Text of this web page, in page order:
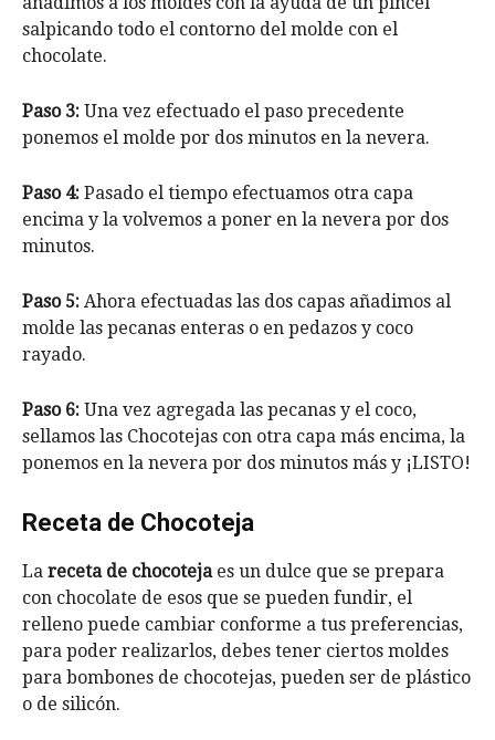
salpicando todo el contorno del molde con el
chocolate.
Paso 3: Una vez efectuado el paso precedente
ponemos el molde por dos minutos en la nevera.
Paso 4: Pasado el tiempo efectuamos otra capa
encima y la volvemos a poner en la nevera por dos
minutos.
Paso 5: Ahora efectuadas las dos capas añadimos al
molde las pecanas enteras o en pedazos y coco
rayado.
Paso 6: Una vez agregada las pecanas y el coco,
sellamos las Chocotejas con otra capa más encima, la
ponemos en la nevera por dos minutos más y ¡LISTO!
Receta de Chocoteja
La receta de chocotejaes un dulce que se prepara
con chocolate de esos que se pueden fundir, el
relleno puede cambiar conforme a tus preferencias,
para poder realizarlos, debes tener ciertos moldes
para bombones de chocotejas, pueden ser de plástico
o de silicón.